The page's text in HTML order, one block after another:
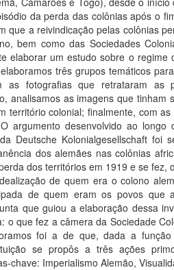
da perda das colônias após o
que a reivindicação pelas colônias
bem como das Sociedades
elaborar um estudo sobre o regime
três grupos temáticos
as fotografias que retrataram as
analisamos as imagens que tinham
território colonial; finalmente, com
argumento desenvolvido ao
Deutsche Kolonialgesellschaft foi
dos alemães nas colônias
dos territórios em 1919 e se fez,
de quem era o colono
de quem eram os povos que
que guiou a elaboração dessa
o que fez a câmera da Sociedade
foi a de que, dada a
se propôs a três ações
chave: Imperialismo Alemão,